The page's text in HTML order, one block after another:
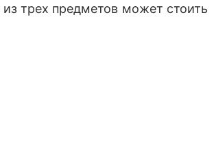
трех предметов может стоить